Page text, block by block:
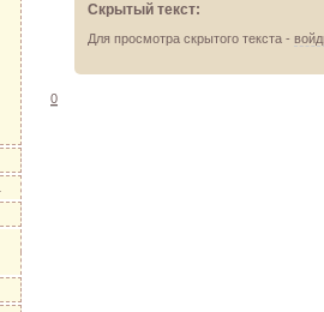
Скрытый текст:
Для просмотра скрытого текста -
0